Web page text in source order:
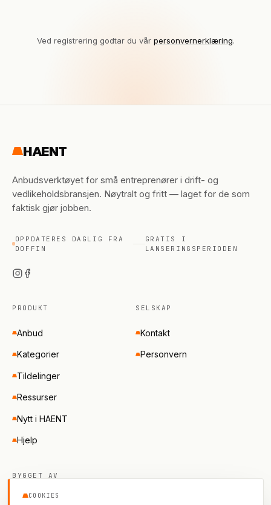
Ved registrering godtar du vår personvernerklæring.
HAENT
Anbudsverktøyet for små entreprenører i drift- og
vedlikeholdsbransjen. Nøytralt og fritt — laget for de som
faktisk gjør jobben.
OPPDATERES DAGLIG FRA
DOFFIN
GRATIS I
LANSERINGSPERIODEN
PRODUKT
Anbud
Kategorier
Tildelinger
Ressurser
Nytt i HAENT
Hjelp
SELSKAP
Kontakt
Personvern
BYGGET AV
Studio H3D
COOKIES